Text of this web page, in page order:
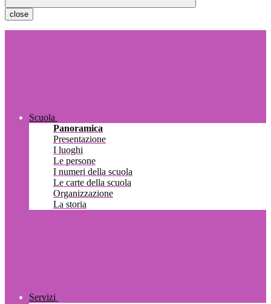
close
Scuola
Panoramica
Presentazione
I luoghi
Le persone
I numeri della scuola
Le carte della scuola
Organizzazione
La storia
Servizi